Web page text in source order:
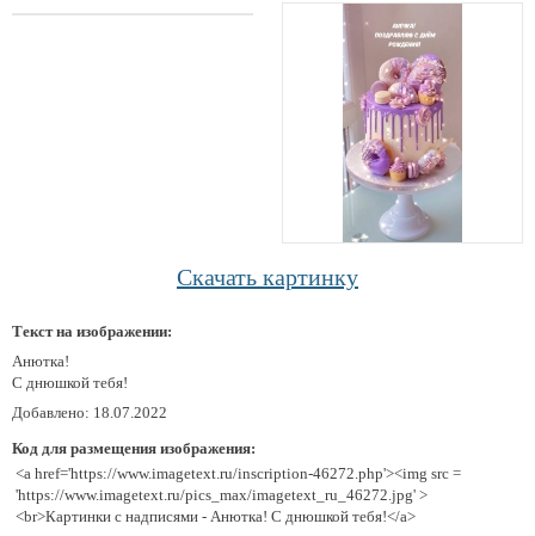
Скачать картинку
Текст на изображении:
Анютка!
С днюшкой тебя!
Добавлено: 18.07.2022
Код для размещения изображения:
<a href='https://www.imagetext.ru/inscription-46272.php'><img src =
'https://www.imagetext.ru/pics_max/imagetext_ru_46272.jpg' >
<br>Картинки с надписями - Анютка! С днюшкой тебя!</a>